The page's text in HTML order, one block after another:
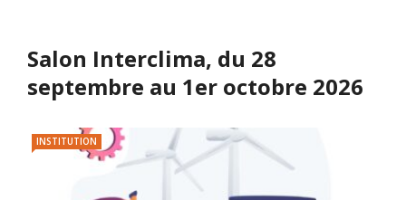
Salon Interclima, du 28
septembre au 1er octobre 2026
INSTITUTION